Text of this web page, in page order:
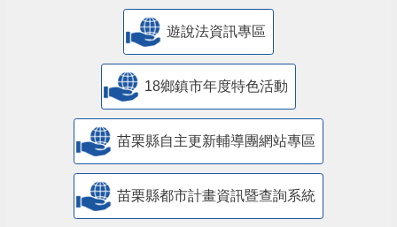
遊說法資訊專區
18鄉鎮市年度特色活動
苗栗縣自主更新輔導團網站專區
苗栗縣都市計畫資訊暨查詢系統